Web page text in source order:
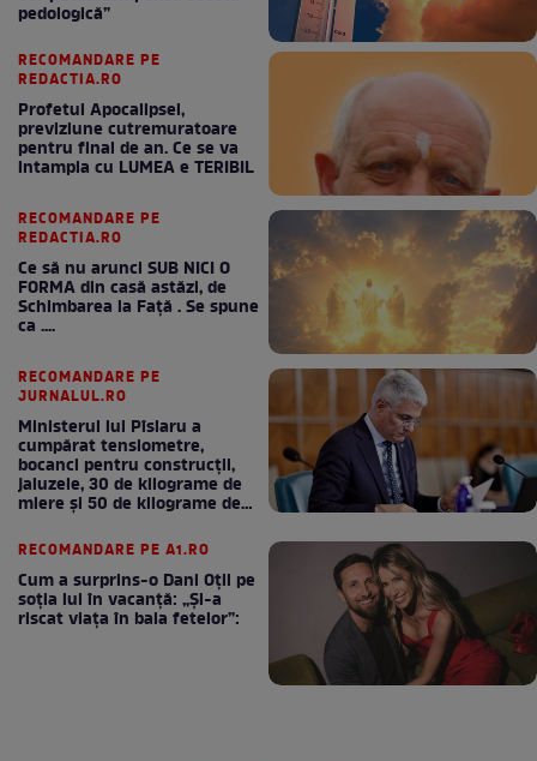
pedologică”
RECOMANDARE PE
REDACTIA.RO
Profetul Apocalipsei,
previziune cutremuratoare
pentru final de an. Ce se va
intampla cu LUMEA e TERIBIL
RECOMANDARE PE
REDACTIA.RO
Ce să nu arunci SUB NICI O
FORMA din casă astăzi, de
Schimbarea la Față . Se spune
ca ....
RECOMANDARE PE
JURNALUL.RO
Ministerul lui Pîslaru a
cumpărat tensiometre,
bocanci pentru construcții,
jaluzele, 30 de kilograme de
miere și 50 de kilograme de
RECOMANDARE PE A1.RO
Cum a surprins-o Dani Oțil pe
soția lui în vacanță: „Și-a
riscat viața în baia fetelor”: